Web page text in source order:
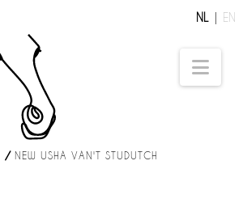
NL EN
HOMENEW USHA VAN'T STUDUTCH